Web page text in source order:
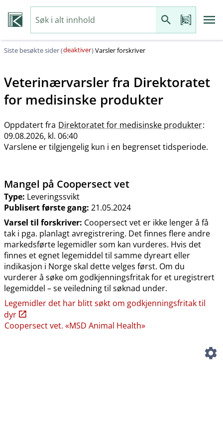
Siste besøkte sider (deaktiver)Varsler forskriver
Veterinærvarsler fra Direktoratet
for medisinske produkter
Oppdatert fra Direktoratet for medisinske produkter:
09.08.2026, kl. 06:40
Varslene er tilgjengelig kun i en begrenset tidsperiode.
Mangel på Coopersect vet
Type: Leveringssvikt
Publisert første gang: 21.05.2024
Varsel til forskriver: Coopersect vet er ikke lenger å få
tak i pga. planlagt avregistrering. Det finnes flere andre
markedsførte legemidler som kan vurderes. Hvis det
finnes et egnet legemiddel til samme dyreart eller
indikasjon i Norge skal dette velges først. Om du
vurderer å søke om godkjenningsfritak for et uregistrert
legemiddel – se veiledning til søknad under.
Legemidler det har blitt søkt om godkjenningsfritak til
dyr
Coopersect vet. «MSD Animal Health»